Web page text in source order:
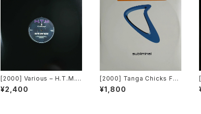
[2000] Various – H.T.M. /
Back To The "Disco" ~私
もDiscoへ連れていって~ Re
¥2,400
[2000] Tanga Chicks Fea
turing Dimitri & Tom – Bra
sil Over Zurich [Sublimin
¥1,800